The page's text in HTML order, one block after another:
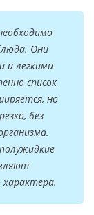
Они
и легкими
список
но
без